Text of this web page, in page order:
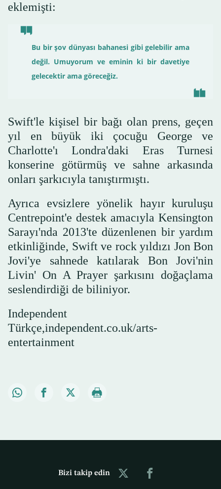
eklemişti:
Bu bir şov dünyası bahanesi gibi gelebilir ama
değil. Umuyorum ve eminin ki bir davetiye
gelecektir ama göreceğiz.
Swift'le kişisel bir bağı olan prens, geçen
yıl en büyük iki çocuğu George ve
Charlotte'ı Londra'daki Eras Turnesi
konserine götürmüş ve sahne arkasında
onları şarkıcıyla tanıştırmıştı.
Ayrıca evsizlere yönelik hayır kuruluşu
Centrepoint'e destek amacıyla Kensington
Sarayı'nda 2013'te düzenlenen bir yardım
etkinliğinde, Swift ve rock yıldızı Jon Bon
Jovi'ye sahnede katılarak Bon Jovi'nin
Livin' On A Prayer şarkısını doğaçlama
seslendirdiği de biliniyor.
Independent
Türkçe,independent.co.uk/arts-
entertainment
Bizi takip edin